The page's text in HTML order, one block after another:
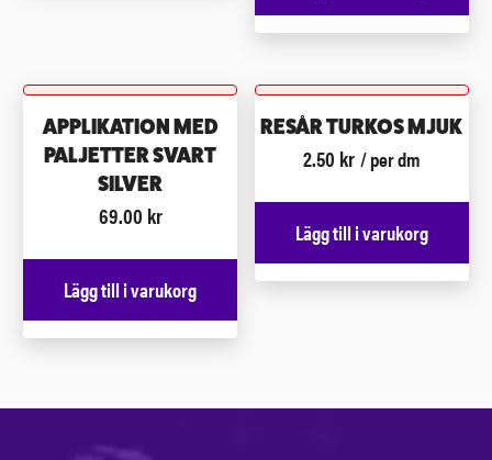
APPLIKATION MED
PALJETTER SVART
SILVER
69.00 kr
Lägg till i varukorg
RESÅR TURKOS MJUK
2.50 kr / per dm
Lägg till i varukorg